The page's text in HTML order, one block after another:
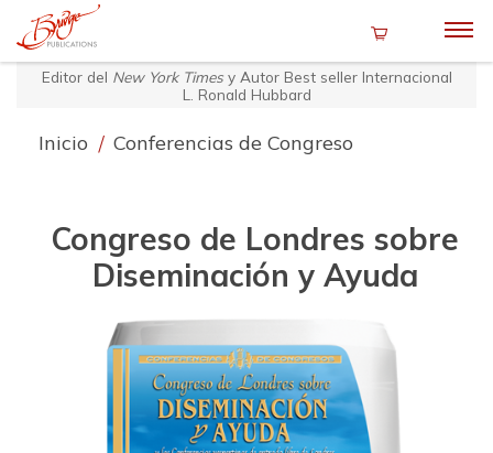
Editor del New York Timesy Autor Best seller Internacional
L. Ronald Hubbard
Inicio / Conferencias de Congreso
Congreso de Londres sobre
Diseminación y Ayuda